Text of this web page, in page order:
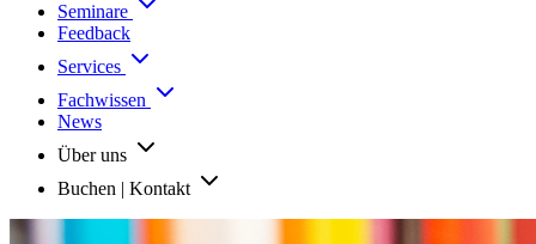
Seminare
Feedback
Services
Fachwissen
News
Über uns
Buchen | Kontakt